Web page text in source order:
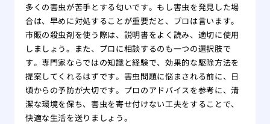
多くの害虫が苦手とする匂いです。もし害虫を発見した場
合は、早めに対処することが重要だと、プロは言います。
市販の殺虫剤を使う際は、説明書をよく読み、適切に使用
しましょう。また、プロに相談するのも一つの選択肢で
す。専門家ならではの知識と経験で、効果的な駆除方法を
提案してくれるはずです。害虫問題に悩まされる前に、日
頃からの予防が大切です。プロのアドバイスを参考に、清
潔な環境を保ち、害虫を寄せ付けない工夫をすることで、
快適な生活を送りましょう。